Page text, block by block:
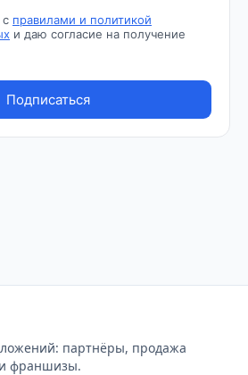
партнёры, продажа
франшизы.